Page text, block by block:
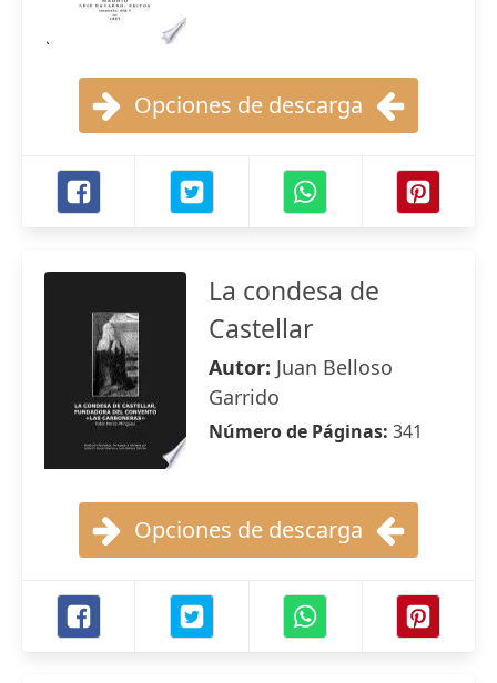
Opciones de descarga
La condesa de
Castellar
Autor: Juan Belloso
Garrido
Número de Páginas: 341
Opciones de descarga